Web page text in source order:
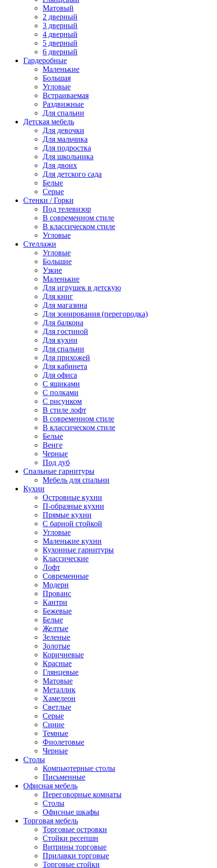
Матовый
2 дверный
3 дверный
4 дверный
5 дверный
6 дверный
Гардеробные
Маленькие
Большая
Угловые
Встраиваемая
Раздвижные
Для спальни
Детская мебель
Для девочки
Для мальчика
Для подростка
Для школьника
Для двоих
Для детского сада
Белые
Серые
Стенки / Горки
Под телевизор
В современном стиле
В классическом стиле
Угловые
Стеллажи
Угловые
Большие
Узкие
Маленькие
Для игрушек в детскую
Для книг
Для магазина
Для зонирования (перегородка)
Для балкона
Для гостиной
Для кухни
Для спальни
Для прихожей
Для кабинета
Для офиса
С ящиками
С полками
С рисунком
В стиле лофт
В современном стиле
В классическом стиле
Белые
Венге
Черные
Под дуб
Спальные гарнитуры
Мебель для спальни
Кухни
Островные кухни
П-образные кухни
Прямые кухни
С барной стойкой
Угловые
Маленькие кухни
Кухонные гарнитуры
Классические
Лофт
Современные
Модерн
Прованс
Кантри
Бежевые
Белые
Желтые
Зеленые
Золотые
Коричневые
Красные
Глянцевые
Матовые
Металлик
Хамелеон
Светлые
Серые
Синие
Темные
Фиолетовые
Черные
Столы
Компьютерные столы
Письменные
Офисная мебель
Переговорные комнаты
Столы
Офисные шкафы
Торговая мебель
Торговые островки
Стойки ресепшн
Витрины торговые
Прилавки торговые
Торговые стойки